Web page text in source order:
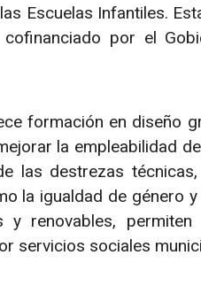
Escuelas Infantiles.
por el
formación en diseño
la empleabilidad
las destrezas
la igualdad de género
renovables,
servicios sociales